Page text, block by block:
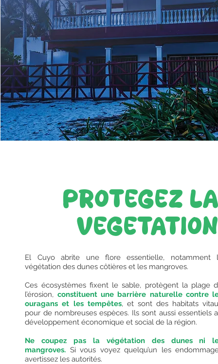
PROTÉGEZ
El Cuyo abrite une flore essentielle, notamment
végétation des dunes côtières et les mangroves.
Ces écosystèmes fixent le sable, protègent la plage
l’érosion, constituent une barrière naturelle contre
ouragans et les tempêtes, et sont des habitats
pour de nombreuses espèces. Ils sont aussi essentiels
développement économique et social de la région.
Ne coupez pas la végétation des dunes ni
mangroves. Si vous voyez quelqu’un les
avertissez les autorités.